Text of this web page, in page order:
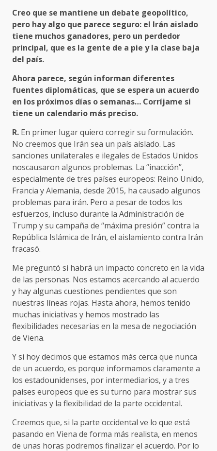
Creo que se mantiene un debate geopolítico,
pero hay algo que parece seguro: el Irán aislado
tiene muchos ganadores, pero un perdedor
principal, que es la gente de a pie y la clase baja
del país.
Ahora parece, según informan diferentes
fuentes diplomáticas, que se espera un acuerdo
en los próximos días o semanas… Corríjame si
tiene un calendario más preciso.
R. En primer lugar quiero corregir su formulación.
No creemos que Irán sea un país aislado. Las
sanciones unilaterales e ilegales de Estados Unidos
noscausaron algunos problemas. La “inacción”,
especialmente de tres países europeos: Reino Unido,
Francia y Alemania, desde 2015, ha causado algunos
problemas para irán. Pero a pesar de todos los
esfuerzos, incluso durante la Administración de
Trump y su campaña de “máxima presión” contra la
República Islámica de Irán, el aislamiento contra Irán
fracasó.
Me preguntó si habrá un impacto concreto en la vida
de las personas. Nos estamos acercando al acuerdo
y hay algunas cuestiones pendientes que son
nuestras líneas rojas. Hasta ahora, hemos tenido
muchas iniciativas y hemos mostrado las
flexibilidades necesarias en la mesa de negociación
de Viena.
Y si hoy decimos que estamos más cerca que nunca
de un acuerdo, es porque informamos claramente a
los estadounidenses, por intermediarios, y a tres
países europeos que es su turno para mostrar sus
iniciativas y la flexibilidad de la parte occidental.
Creemos que, si la parte occidental ve lo que está
pasando en Viena de forma más realista, en menos
de unas horas podremos finalizar el acuerdo. Por lo